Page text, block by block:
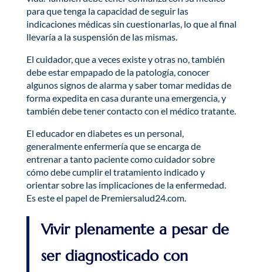
para que tenga la capacidad de seguir las
indicaciones médicas sin cuestionarlas, lo que al final
llevaría a la suspensión de las mismas.
El cuidador, que a veces existe y otras no, también
debe estar empapado de la patología, conocer
algunos signos de alarma y saber tomar medidas de
forma expedita en casa durante una emergencia, y
también debe tener contacto con el médico tratante.
El educador en diabetes es un personal,
generalmente enfermería que se encarga de
entrenar a tanto paciente como cuidador sobre
cómo debe cumplir el tratamiento indicado y
orientar sobre las implicaciones de la enfermedad.
Es este el papel de Premiersalud24.com.
Vivir plenamente a pesar de
ser diagnosticado con